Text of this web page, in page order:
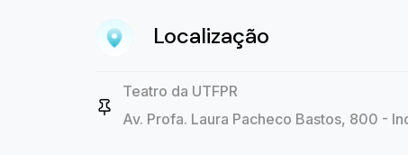
Localização
Teatro da UTFPR
Av. Profa. Laura Pacheco Bastos, 800 -